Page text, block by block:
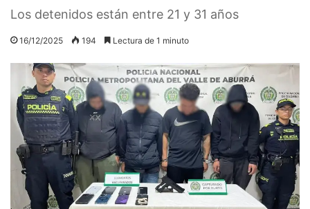
Los detenidos están entre 21 y 31 años
16/12/2025 194 Lectura de 1 minuto